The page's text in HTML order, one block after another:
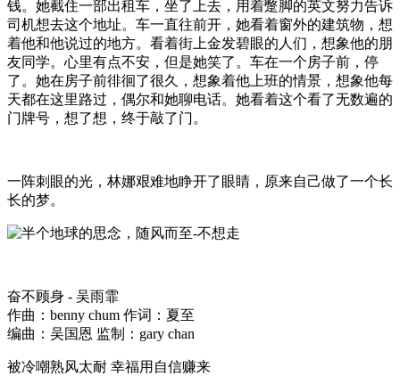
钱。她截住一部出租车，坐了上去，用着蹩脚的英文努力告诉
司机想去这个地址。车一直往前开，她看着窗外的建筑物，想
着他和他说过的地方。看着街上金发碧眼的人们，想象他的朋
友同学。心里有点不安，但是她笑了。车在一个房子前，停
了。她在房子前徘徊了很久，想象着他上班的情景，想象他每
天都在这里路过，偶尔和她聊电话。她看着这个看了无数遍的
门牌号，想了想，终于敲了门。
一阵刺眼的光，林娜艰难地睁开了眼睛，原来自己做了一个长
长的梦。
奋不顾身 - 吴雨霏
作曲：benny chum 作词：夏至
编曲：吴国恩 监制：gary chan
被冷嘲熟风太耐 幸福用自信赚来